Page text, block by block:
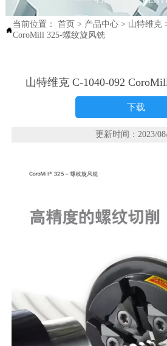

当前位置： 首页 > 产品中心> 山特维克
CoroMill 325-螺纹旋风铣
山特维克 C-1040-092
下载
更新时间：2023/